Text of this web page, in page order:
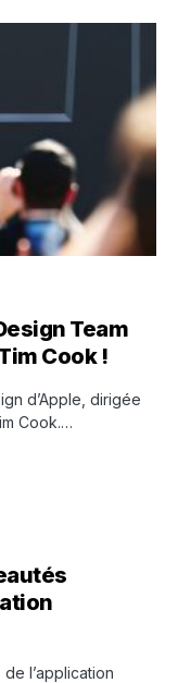
Team
Cook !
d’Apple, dirigée
Cook.…
l’application